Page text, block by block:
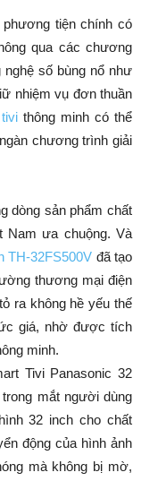
tiện chính có
qua các chương
số bùng nổ như
nhiệm vụ đơn thuần
thông minh có thể
chương trình giải
dòng sản phẩm chất
Nam ưa chuộng. Và
TH-32FS500V đã tạo
thương mại điện
ra không hề yếu thế
giá, nhờ được tích
minh.
Tivi Panasonic 32
mắt người dùng
32 inch cho chất
động của hình ảnh
mà không bị mờ,